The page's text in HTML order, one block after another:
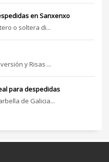
en Sanxenxo
o soltera di...
y Risas ...
para despedidas
de Galicia...